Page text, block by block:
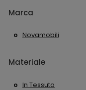
Marca
Novamobili
Materiale
In Tessuto